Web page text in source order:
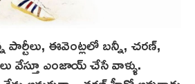
పార్టీలు, ఈవెంట్లలో బన్నీ, చరణ్,
వేస్తూ ఎంజాయ్ చేసే వాళ్ళు.